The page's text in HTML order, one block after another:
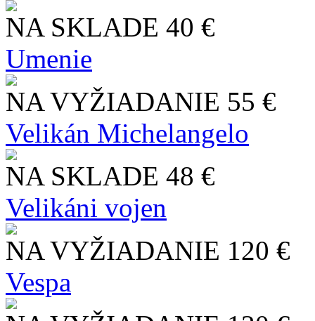
NA SKLADE 40 €
Umenie
NA VYŽIADANIE 55 €
Velikán Michelangelo
NA SKLADE 48 €
Velikáni vojen
NA VYŽIADANIE 120 €
Vespa